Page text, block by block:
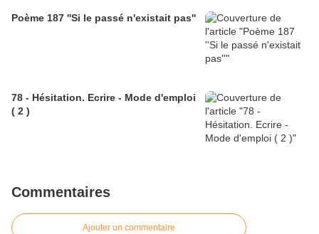
Poème 187 ''Si le passé n'existait pas''
78 - Hésitation. Ecrire - Mode d'emploi
( 2 )
Commentaires
Ajouter un commentaire